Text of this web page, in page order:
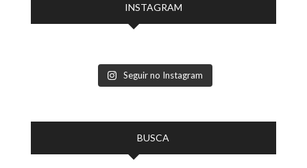
INSTAGRAM
Seguir no Instagram
BUSCA